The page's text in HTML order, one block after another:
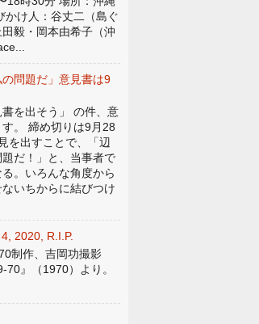
かけ人：谷丈二（島ぐ
毅・岡本由希子（沖
の問題だ」意見書は9
書を出そう」 の件、意
。 締め切りは9月28
を出すことで、「辺
だ！」と、当事者で
。いろんな角度から
いちからに結びつけ
2020, R.I.P.
制作、吉岡功撮影
70』（1970）より。